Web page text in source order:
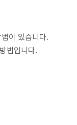
이 있습니다.
법입니다.